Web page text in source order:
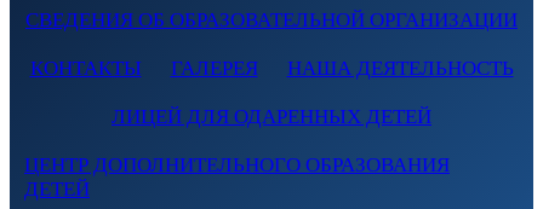
СВЕДЕНИЯ ОБ ОБРАЗОВАТЕЛЬНОЙ ОРГАНИЗАЦИИ
КОНТАКТЫ ГАЛЕРЕЯ НАША ДЕЯТЕЛЬНОСТЬ
ЛИЦЕЙ ДЛЯ ОДАРЕННЫХ ДЕТЕЙ
ЦЕНТР ДОПОЛНИТЕЛЬНОГО ОБРАЗОВАНИЯ
ДЕТЕЙ